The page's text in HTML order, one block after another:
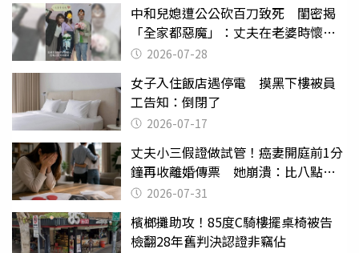
中和兒媳遭公公砍百刀致死 閨密揭
「全家都惡魔」：丈夫在老婆時懷孕
摔東西
2026-07-28
女子入住飯店遇停電 摸黑下樓被員
工告知：倒閉了
2026-07-17
丈夫小三假證做試管！癌妻開庭前1分
鐘再收離婚傳票 她崩潰：比八點檔
還扯2026-07-31
檳榔攤助攻！85度C騎樓擺桌椅被告
檢翻28年舊判決認證非竊佔